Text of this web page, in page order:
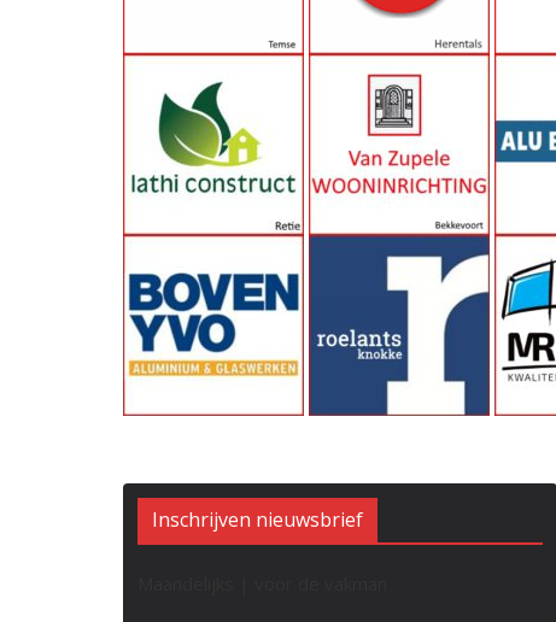
Inschrijven nieuwsbrief